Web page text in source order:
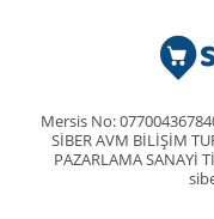
Mersis No:
SİBER AVM BİLİŞİM
PAZARLAMA SANAYİ